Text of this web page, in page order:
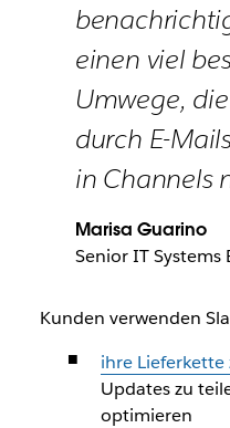
einen viel
Umwege,
durch E-
in Channels
Marisa Guarino
Senior IT Systems
Kunden verwenden
ihre Lieferkette
Updates zu
optimieren